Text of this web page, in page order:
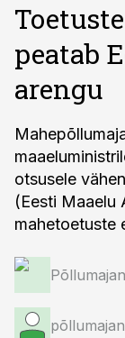
peatab
arengu
otsusele
(Eesti Maaelu
mahetoetuste